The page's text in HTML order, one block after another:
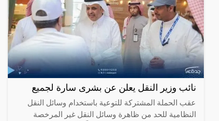
نائب وزير النقل يعلن عن بشرى سارة لجميع
عقب الحملة المشتركة للتوعية باستخدام وسائل النقل
النظامية للحد من ظاهرة وسائل النقل غير المرخصة